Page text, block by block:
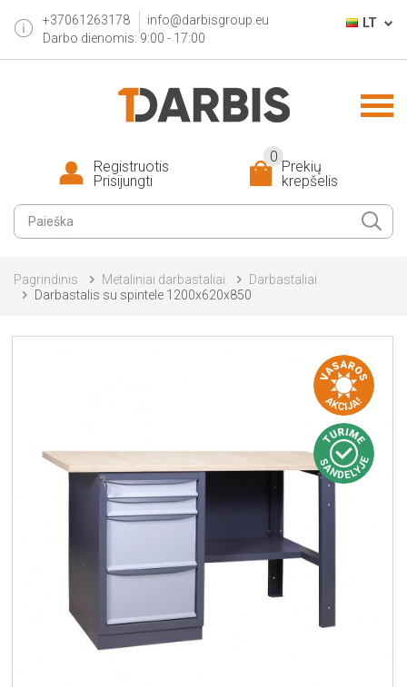
+37061263178
info@darbisgroup.eu
Darbo dienomis: 9:00 - 17:00
LT
Prekių
krepšelis
0
Registruotis
Prisijungti
Pagrindinis Metaliniai darbastaliai
Darbastaliai
Darbastalis su spintele 1200x620x850